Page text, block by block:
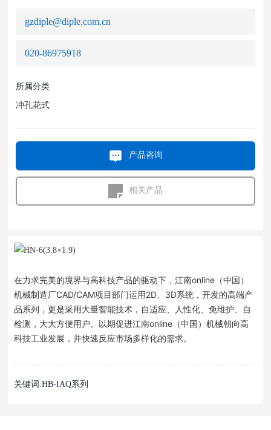
在力求完美的境界与高科技产品的驱动下，江南online（中国）
机械制造厂CAD/CAM项目部门运用2D、3D系统，开发的高端产
品系列，更是采用大量智能技术，自适应、人性化、免维护、自
检测，大大方便用户。以期促进江南online（中国）机械朝向高
科技工业发展，并快速反应市场多样化的需求。
关键词:HB-IAQ系列
gzdiple@diple.com.cn
020-86975918
所属分类
冲孔花式
产品咨询
相关产品